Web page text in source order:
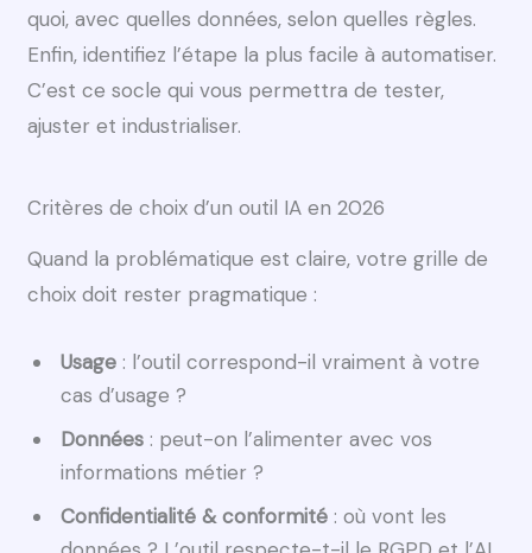
quoi, avec quelles données, selon quelles règles.
Enfin, identifiez l’étape la plus facile à automatiser.
C’est ce socle qui vous permettra de tester,
ajuster et industrialiser.
Critères de choix d’un outil IA en 2026
Quand la problématique est claire, votre grille de
choix doit rester pragmatique :
Usage : l’outil correspond-il vraiment à votre
cas d’usage ?
Données : peut-on l’alimenter avec vos
informations métier ?
Confidentialité & conformité : où vont les